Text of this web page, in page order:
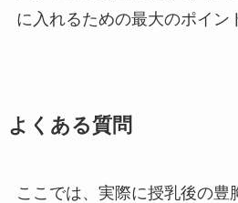
に入れるための最大のポイン
よくある質問
ここでは、実際に授乳後の豊